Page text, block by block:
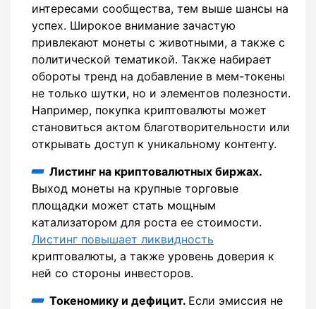
интересами сообщества, тем выше шансы на
успех. Широкое внимание зачастую
привлекают монеты с животными, а также с
политической тематикой. Также набирает
обороты тренд на добавление в мем-токены
не только шутки, но и элементов полезности.
Например, покупка криптовалюты может
становиться актом благотворительности или
открывать доступ к уникальному контенту.
Листинг на криптовалютных биржах.
Выход монеты на крупные торговые
площадки может стать мощным
катализатором для роста ее стоимости.
Листинг повышает ликвидность
криптовалюты, а также уровень доверия к
ней со стороны инвесторов.
Токеномику и дефицит. Если эмиссия не